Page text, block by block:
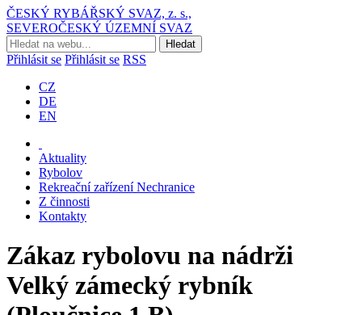
ČESKÝ RYBÁŘSKÝ SVAZ, z. s.,
SEVEROČESKÝ ÚZEMNÍ SVAZ
Přihlásit se Přihlásit se RSS
CZ
DE
EN
Aktuality
Rybolov
Rekreační zařízení Nechranice
Z činnosti
Kontakty
Zákaz rybolovu na nádrži
Velký zámecký rybník